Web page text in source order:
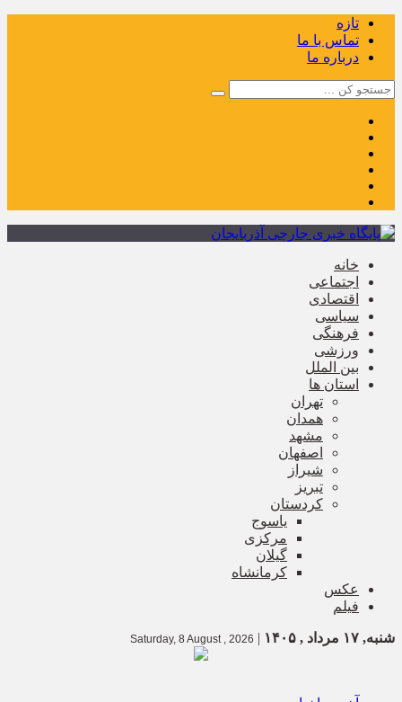
تازه
تماس با ما
درباره ما
خانه
اجتماعی
اقتصادی
سیاسی
فرهنگی
ورزشی
بین الملل
استان ها
تهران
همدان
مشهد
اصفهان
شیراز
تبریز
کردستان
یاسوج
مرکزی
گیلان
کرمانشاه
عکس
فیلم
شنبه, ۱۷ مرداد , ۱۴۰۵ |
Saturday, 8 August , 2026